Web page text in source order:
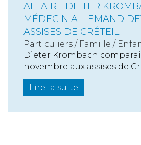
AFFAIRE DIETER
MÉDECIN ALLEMAND
ASSISES DE CRÉTEIL
Particuliers / Famille /
Dieter Krombach
novembre aux assises de
Lire la suite